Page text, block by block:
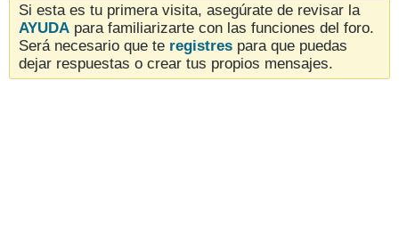
Si esta es tu primera visita, asegúrate de revisar la
AYUDA para familiarizarte con las funciones del foro.
Será necesario que te registres para que puedas
dejar respuestas o crear tus propios mensajes.